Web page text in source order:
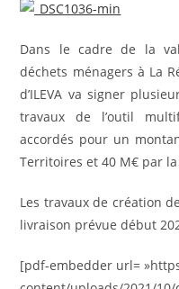
Dans le cadre de la
déchets ménagers à La
d’ILEVA va signer
travaux de l’outil
accordés pour un
Territoires et 40 M€ par
Les travaux de création
livraison prévue début
[pdf-embedder url=